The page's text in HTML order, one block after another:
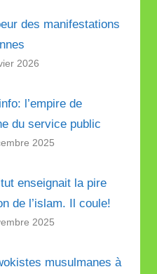
des manifestations
2026
l’empire de
du service public
2025
enseignait la pire
de l’islam. Il coule!
2025
musulmanes à